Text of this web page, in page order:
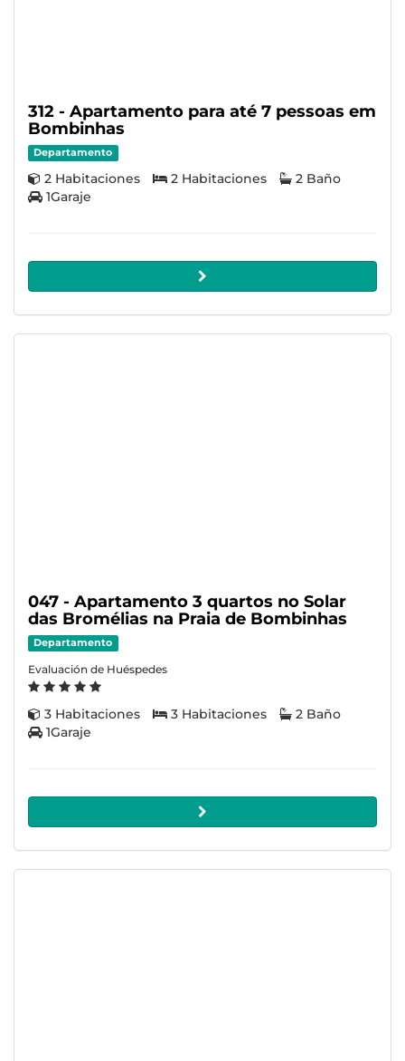
312 - Apartamento para até 7 pessoas em
Bombinhas
Departamento
2 Habitaciones 2 Habitaciones
2 Baño
1Garaje
047 - Apartamento 3 quartos no Solar
das Bromélias na Praia de Bombinhas
Departamento
Evaluación de Huéspedes
3 Habitaciones 3 Habitaciones
2 Baño
1Garaje